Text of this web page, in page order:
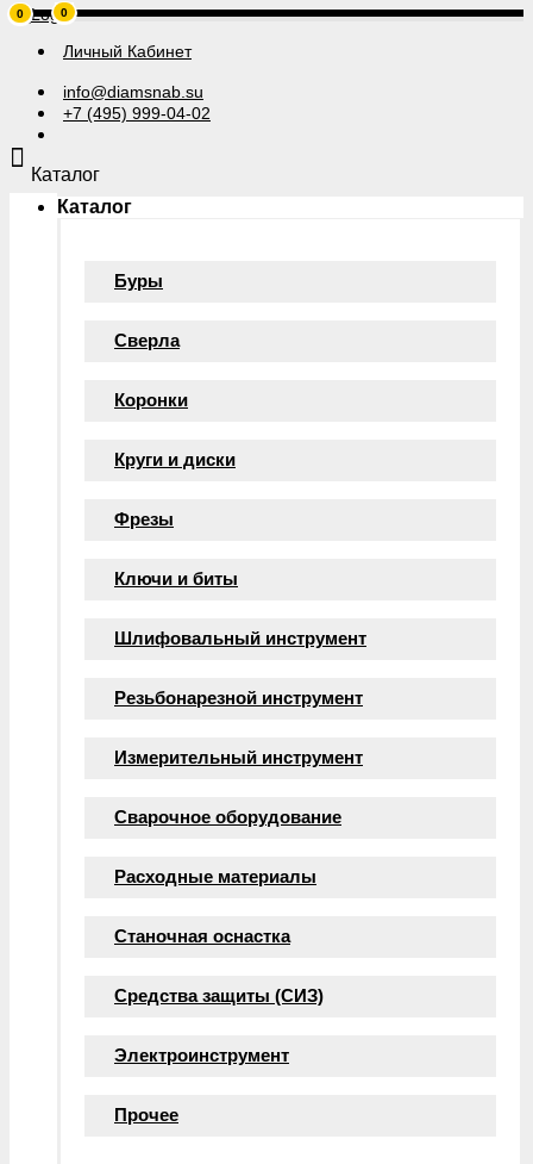
Личный Кабинет
info@diamsnab.su
+7 (495) 999-04-02
0
Каталог
Каталог
Буры
Сверла
Коронки
Круги и диски
Фрезы
Ключи и биты
Шлифовальный инструмент
Резьбонарезной инструмент
Измерительный инструмент
Сварочное оборудование
Расходные материалы
Станочная оснастка
Средства защиты (СИЗ)
Электроинструмент
Прочее
0